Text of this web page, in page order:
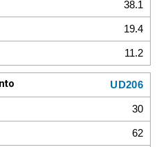
38.1
19.4
11.2
UD206
30
62